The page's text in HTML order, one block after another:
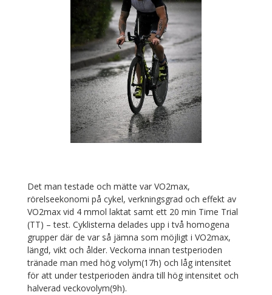
Det man testade och mätte var VO2max,
rörelseekonomi på cykel, verkningsgrad och effekt av
VO2max vid 4 mmol laktat samt ett 20 min Time Trial
(TT) – test. Cyklisterna delades upp i två homogena
grupper där de var så jämna som möjligt i VO2max,
längd, vikt och ålder. Veckorna innan testperioden
tränade man med hög volym(17h) och låg intensitet
för att under testperioden ändra till hög intensitet och
halverad veckovolym(9h).